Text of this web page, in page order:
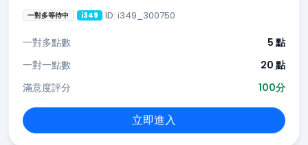
一對多等待中 i349 ID: i349_300750
一對多點數
5 點
一對一點數
20 點
滿意度評分
100分
立即進入